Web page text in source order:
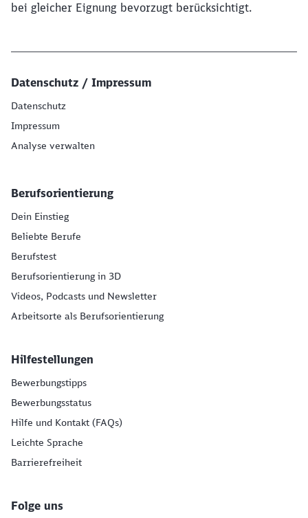
bei gleicher Eignung bevorzugt berücksichtigt.
Datenschutz / Impressum
Datenschutz
Impressum
Analyse verwalten
Berufsorientierung
Dein Einstieg
Beliebte Berufe
Berufstest
Berufsorientierung in 3D
Videos, Podcasts und Newsletter
Arbeitsorte als Berufsorientierung
Hilfestellungen
Bewerbungstipps
Bewerbungsstatus
Hilfe und Kontakt (FAQs)
Leichte Sprache
Barrierefreiheit
Folge uns